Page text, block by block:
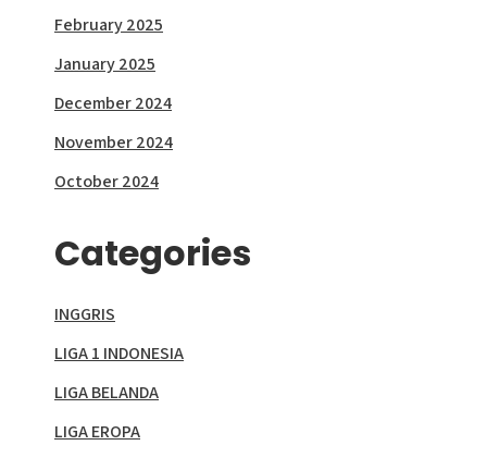
February 2025
January 2025
December 2024
November 2024
October 2024
Categories
INGGRIS
LIGA 1 INDONESIA
LIGA BELANDA
LIGA EROPA